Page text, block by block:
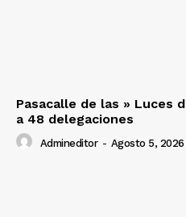
Pasacalle de las » Luces
a 48 delegaciones
Admineditor - Agosto 5, 2026